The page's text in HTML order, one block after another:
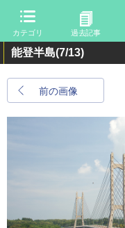
カテゴリ 過去記事
能登半島(7/13)
前の画像